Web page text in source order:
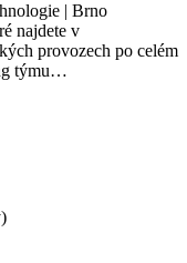
| Brno
najdete v
provozech po celém
týmu…